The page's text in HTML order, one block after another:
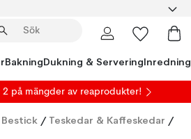
BakningDukning & ServeringInredning
2 på mängder av reaprodukter!
Bestick / Teskedar & Kaffeskedar /